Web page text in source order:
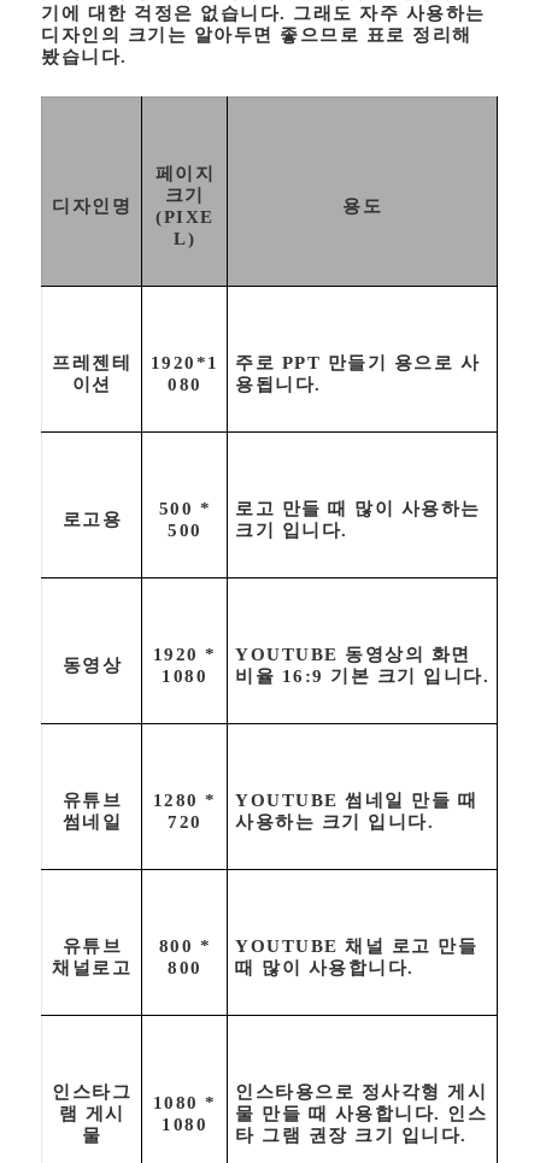
기에 대한 걱정은 없습니다. 그래도 자주 사용하는
디자인의 크기는 알아두면 좋으므로 표로 정리해
봤습니다.
디자인명
페이지
크기
(PIXE
L)
용도
프레젠테
이션
1920*1
080
주로 PPT 만들기 용으로 사
용됩니다.
로고용
500 *
500
로고 만들 때 많이 사용하는
크기 입니다.
동영상
1920 *
1080
YOUTUBE 동영상의 화면
비율 16:9 기본 크기 입니다.
유튜브
썸네일
1280 *
720
YOUTUBE 썸네일 만들 때
사용하는 크기 입니다.
유튜브
채널로고
800 *
800
YOUTUBE 채널 로고 만들
때 많이 사용합니다.
인스타그
램 게시
물
1080 *
1080
인스타용으로 정사각형 게시
물 만들 때 사용합니다. 인스
타 그램 권장 크기 입니다.